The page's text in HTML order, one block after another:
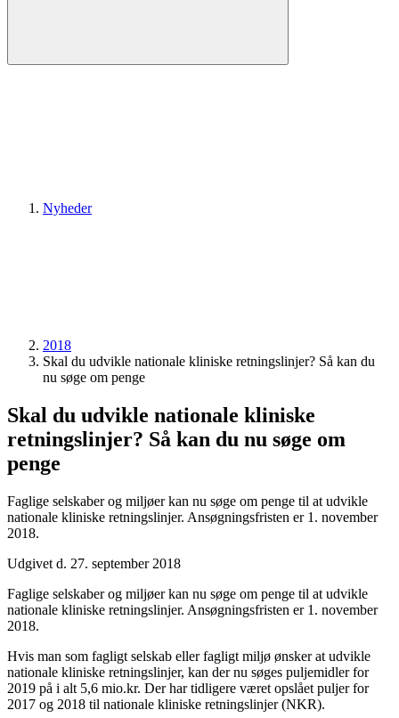
Nyheder
2018
Skal du udvikle nationale kliniske retningslinjer? Så kan du
nu søge om penge
Skal du udvikle nationale kliniske
retningslinjer? Så kan du nu søge om
penge
Faglige selskaber og miljøer kan nu søge om penge til at udvikle
nationale kliniske retningslinjer. Ansøgningsfristen er 1. november
2018.
Udgivet d. 27. september 2018
Faglige selskaber og miljøer kan nu søge om penge til at udvikle
nationale kliniske retningslinjer. Ansøgningsfristen er 1. november
2018.
Hvis man som fagligt selskab eller fagligt miljø ønsker at udvikle
nationale kliniske retningslinjer, kan der nu søges puljemidler for
2019 på i alt 5,6 mio.kr. Der har tidligere været opslået puljer for
2017 og 2018 til nationale kliniske retningslinjer (NKR).